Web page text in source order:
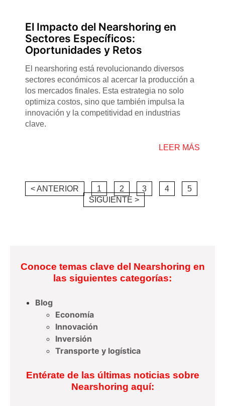
El Impacto del Nearshoring en
Sectores Específicos:
Oportunidades y Retos
El nearshoring está revolucionando diversos
sectores económicos al acercar la producción a
los mercados finales. Esta estrategia no solo
optimiza costos, sino que también impulsa la
innovación y la competitividad en industrias
clave.
LEER MÁS
< ANTERIOR 1 2 3 4
5
SIGUIENTE >
Conoce temas clave del Nearshoring en
las siguientes categorías:
Blog
Economía
Innovación
Inversión
Transporte y logística
Entérate de las últimas noticias sobre
Nearshoring aquí: